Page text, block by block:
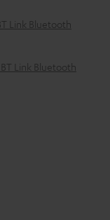
Link Bluetooth
Link Bluetooth